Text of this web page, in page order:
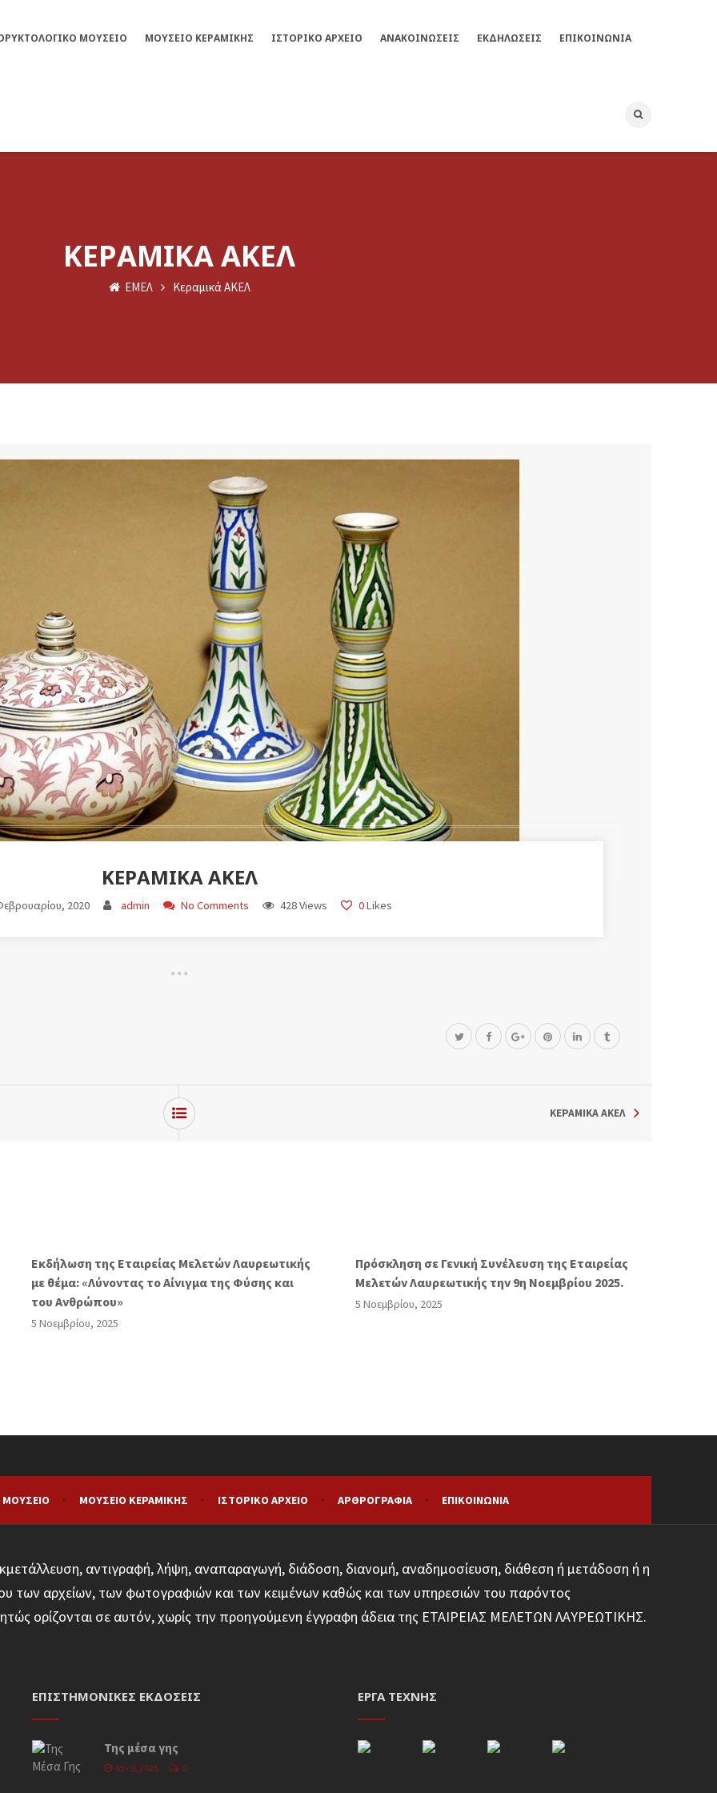
ΜΟΥΣΕΊΟ ΜΟΥΣΕΊΟ ΚΕΡΑΜΙΚΉΣ ΙΣΤΟΡΙΚΌ ΑΡΧΕΊΟ ΑΝΑΚΟΙΝΩΣΕΙΣ ΕΚΔΗΛΏΣΕΙΣ ΕΠΙΚΟΙΝΩΝΊΑ
ΚΕΡΑΜΙΚΆ ΑΚΕΛ
ΕΜΕΛ Κεραμικά ΑΚΕΛ
ΚΕΡΑΜΙΚΆ ΑΚΕΛ
2020 admin No Comments 428 Views 0Likes
ΚΕΡΑΜΙΚΆ ΑΚΕΛ
Eκδήλωση της Εταιρείας Μελετών Λαυρεωτικής
με θέμα: «Λύνοντας το Αίνιγμα της Φύσης και
του Ανθρώπου»
5 Νοεμβρίου, 2025
Πρόσκληση σε Γενική Συνέλευση της Εταιρείας
Μελετών Λαυρεωτικής την 9η Νοεμβρίου 2025.
5 Νοεμβρίου, 2025
ΜΟΥΣΕΊΟ ΚΕΡΑΜΙΚΉΣ ΙΣΤΟΡΙΚΌ ΑΡΧΕΊΟ ΑΡΘΡΟΓΡΑΦΊΑ ΕΠΙΚΟΙΝΩΝΊΑ
αντιγραφή, λήψη, αναπαραγωγή, διάδοση, διανομή, αναδημοσίευση, διάθεση ή μετάδοση ή η
των αρχείων, των φωτογραφιών και των κειμένων καθώς και των υπηρεσιών του παρόντος
ορίζονται σε αυτόν, χωρίς την προηγούμενη έγγραφη άδεια της ΕΤΑΙΡΕΙΑΣ ΜΕΛΕΤΩΝ ΛΑΥΡΕΩΤΙΚΗΣ.
ΕΠΙΣΤΗΜΟΝΙΚΈΣ ΕΚΔΌΣΕΙΣ
Της μέσα γης
Ιαν 9, 2025 0
ΈΡΓΑ ΤΈΧΝΗΣ